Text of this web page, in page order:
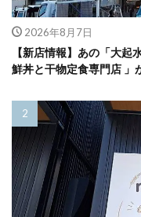
2026年8月7日
【新店情報】あの「大
鮮丼と干物定食専門店